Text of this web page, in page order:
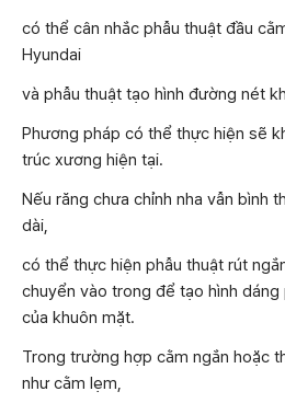
có thể cân nhắc phẫu thuật đầu
Hyundai
và phẫu thuật tạo hình đường nét
Phương pháp có thể thực hiện sẽ
trúc xương hiện tại.
Nếu răng chưa chỉnh nha vẫn bình
dài,
có thể thực hiện phẫu thuật rút
chuyển vào trong để tạo hình
của khuôn mặt.
Trong trường hợp cằm ngắn hoặc
như cằm lẹm,